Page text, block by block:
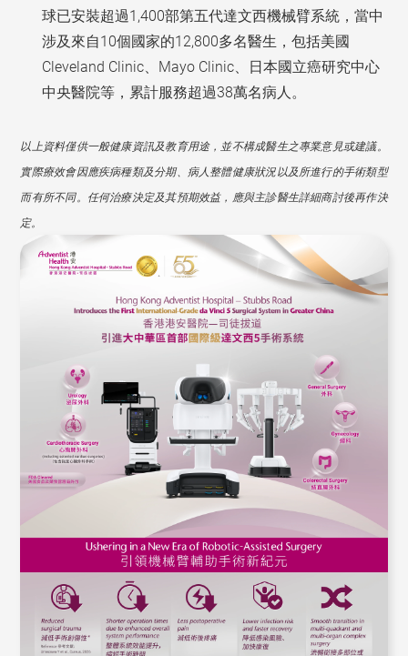
球已安裝超過1,400部第五代達文西機械臂系統，當中
涉及來自10個國家的12,800多名醫生，包括美國
Cleveland Clinic、Mayo Clinic、日本國立癌研究中心
中央醫院等，累計服務超過38萬名病人。
以上資料僅供一般健康資訊及教育用途，並不構成醫生之專業意見或建議。
實際療效會因應疾病種類及分期、病人整體健康狀況以及所進行的手術類型
而有所不同。任何治療決定及其預期效益，應與主診醫生詳細商討後再作決
定。